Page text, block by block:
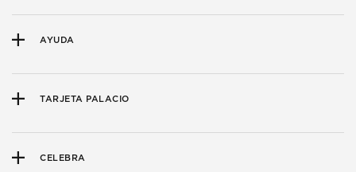
AYUDA
TARJETA PALACIO
CELEBRA